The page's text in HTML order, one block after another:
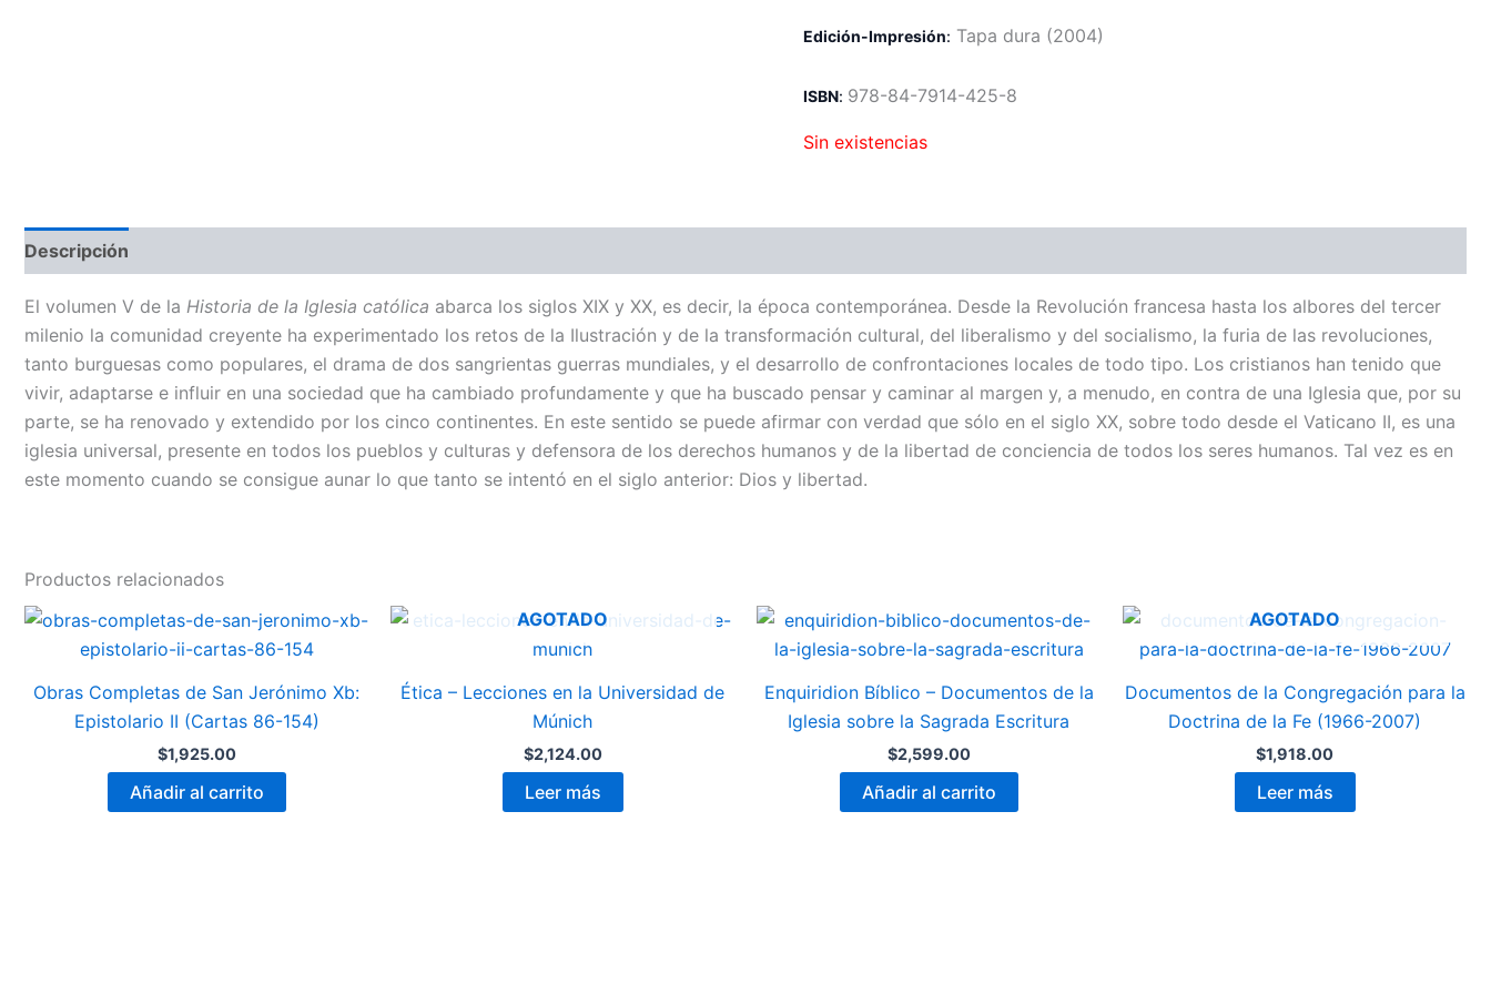
Edición-Impresión: Tapa dura (2004)
ISBN: 978-84-7914-425-8
Sin existencias
Descripción
El volumen V de la Historia de la Iglesia católica abarca los siglos XIX y XX, es decir, la época contemporánea. Desde la Revolución francesa hasta los albores del tercer
milenio la comunidad creyente ha experimentado los retos de la Ilustración y de la transformación cultural, del liberalismo y del socialismo, la furia de las revoluciones,
tanto burguesas como populares, el drama de dos sangrientas guerras mundiales, y el desarrollo de confrontaciones locales de todo tipo. Los cristianos han tenido que
vivir, adaptarse e influir en una sociedad que ha cambiado profundamente y que ha buscado pensar y caminar al margen y, a menudo, en contra de una Iglesia que, por su
parte, se ha renovado y extendido por los cinco continentes. En este sentido se puede afirmar con verdad que sólo en el siglo XX, sobre todo desde el Vaticano II, es una
iglesia universal, presente en todos los pueblos y culturas y defensora de los derechos humanos y de la libertad de conciencia de todos los seres humanos. Tal vez es en
este momento cuando se consigue aunar lo que tanto se intentó en el siglo anterior: Dios y libertad.
Productos relacionados
Obras Completas de San Jerónimo Xb:
Epistolario II (Cartas 86-154)
$1,925.00
Añadir al carrito
AGOTADO
Ética – Lecciones en la Universidad de
Múnich
$2,124.00
Leer más
Enquiridion Bíblico – Documentos de la
Iglesia sobre la Sagrada Escritura
$2,599.00
Añadir al carrito
AGOTADO
Documentos de la Congregación para la
Doctrina de la Fe (1966-2007)
$1,918.00
Leer más